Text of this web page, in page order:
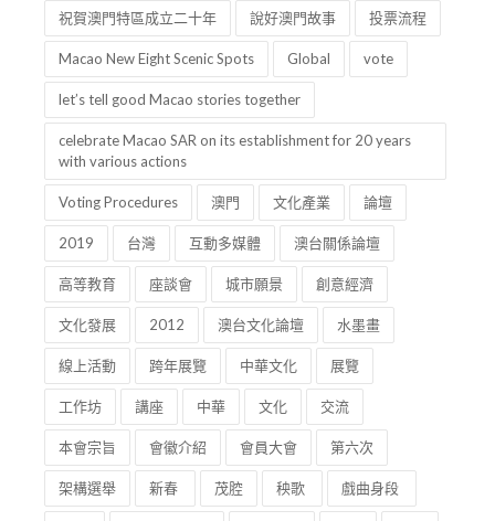
祝賀澳門特區成立二十年 說好澳門故事 投票流程
Macao New Eight Scenic Spots Global vote
let’s tell good Macao stories together
celebrate Macao SAR on its establishment for 20 years
with various actions
Voting Procedures 澳門 文化產業 論壇
2019 台灣 互動多媒體 澳台關係論壇
高等教育 座談會 城市願景 創意經濟
文化發展 2012 澳台文化論壇 水墨畫
線上活動 跨年展覽 中華文化 展覽
工作坊 講座 中華 文化 交流
本會宗旨 會徽介紹 會員大會 第六次
架構選舉 新春 茂腔 秧歌 戲曲身段